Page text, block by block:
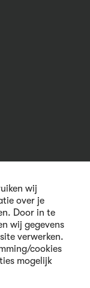
wij
over je
Door in te
wij gegevens
verwerken.
cookies
mogelijk